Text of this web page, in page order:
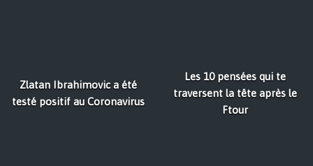
Zlatan Ibrahimovic a été
testé positif au Coronavirus
Les 10 pensées qui te
traversent la tête après le
Ftour